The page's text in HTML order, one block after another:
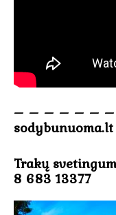
– – – – – –
sodybunuoma.lt
Trakų
8 683 13377